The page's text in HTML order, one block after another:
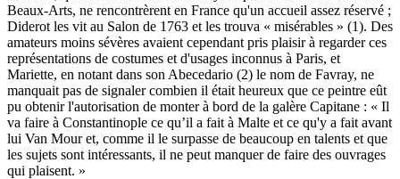
Beaux-Arts, ne rencontrèrent en France qu'un accueil assez réservé ;
Diderot les vit au Salon de 1763 et les trouva « misérables » (1). Des
amateurs moins sévères avaient cependant pris plaisir à regarder ces
représentations de costumes et d'usages inconnus à Paris, et
Mariette, en notant dans son Abecedario (2) le nom de Favray, ne
manquait pas de signaler combien il était heureux que ce peintre eût
pu obtenir l'autorisation de monter à bord de la galère Capitane : « Il
va faire à Constantinople ce qu’il a fait à Malte et ce qu'y a fait avant
lui Van Mour et, comme il le surpasse de beaucoup en talents et que
les sujets sont intéressants, il ne peut manquer de faire des ouvrages
qui plaisent. »